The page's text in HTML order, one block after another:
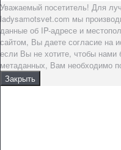
Уважаемый посетитель! Для
ladysamotsvet.com мы
данные об IP-адресе и
сайтом, Вы даете согласие на
если Вы не хотите, чтобы
метаданных, Вам необходимо
Закрыть